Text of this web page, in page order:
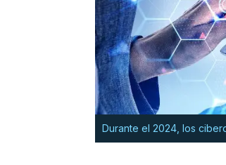
Durante el 2024, los